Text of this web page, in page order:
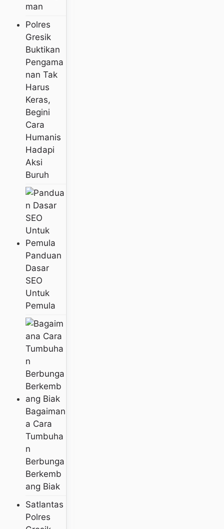
Man
Polres
Gresik
Buktikan
Pengama
Nan Tak
Harus
Keras,
Begini
Cara
Humanis
Hadapi
Aksi
Buruh
Panduan
Dasar
SEO
Untuk
Pemula
Bagaiman
A Cara
Tumbuha
N
Berbunga
Berkemb
Ang Biak
Satlantas
Polres